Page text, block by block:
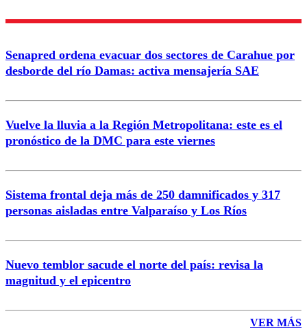
Enviar comentario
Senapred ordena evacuar dos sectores de Carahue por
desborde del río Damas: activa mensajería SAE
Vuelve la lluvia a la Región Metropolitana: este es el
pronóstico de la DMC para este viernes
Sistema frontal deja más de 250 damnificados y 317
personas aisladas entre Valparaíso y Los Ríos
Nuevo temblor sacude el norte del país: revisa la
magnitud y el epicentro
VER MÁS